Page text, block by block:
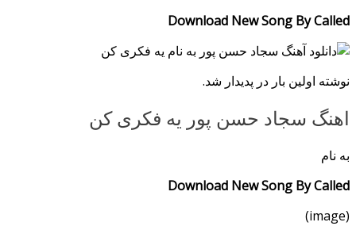
Download New Song By Called
نوشته اولین بار در پدیدار شد.
اهنگ سجاد حسن پور یه فکری کن
به نام
Download New Song By Called
(image)